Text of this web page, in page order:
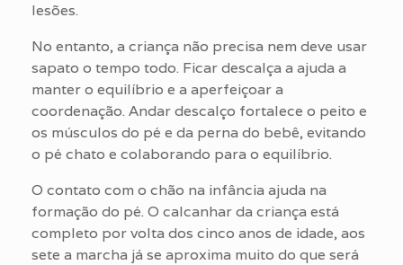
lesões.
No entanto, a criança não precisa nem deve usar
sapato o tempo todo. Ficar descalça a ajuda a
manter o equilíbrio e a aperfeiçoar a
coordenação. Andar descalço fortalece o peito e
os músculos do pé e da perna do bebê, evitando
o pé chato e colaborando para o equilíbrio.
O contato com o chão na infância ajuda na
formação do pé. O calcanhar da criança está
completo por volta dos cinco anos de idade, aos
sete a marcha já se aproxima muito do que será